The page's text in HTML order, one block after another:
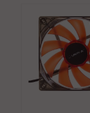
carrito